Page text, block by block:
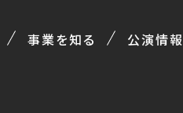
事業を知る 公演情報